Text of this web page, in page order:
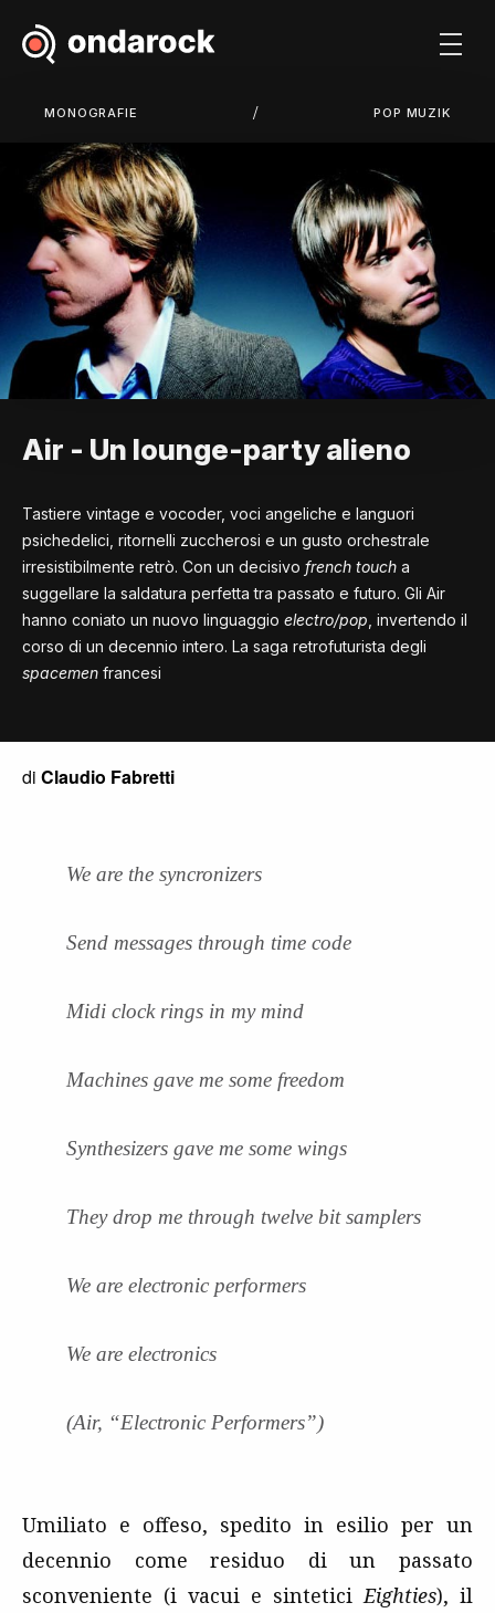
MONOGRAFIE / POP MUZIK
Air - Un lounge-party alieno
Tastiere vintage e vocoder, voci angeliche e languori
psichedelici, ritornelli zuccherosi e un gusto orchestrale
irresistibilmente retrò. Con un decisivo french touch a
suggellare la saldatura perfetta tra passato e futuro. Gli Air
hanno coniato un nuovo linguaggio electro/pop , invertendo il
corso di un decennio intero. La saga retrofuturista degli
spacemen francesi
di Claudio Fabretti
We are the syncronizers
Send messages through time code
Midi clock rings in my mind
Machines gave me some freedom
Synthesizers gave me some wings
They drop me through twelve bit samplers
We are electronic performers
We are electronics
(Air, “Electronic Performers”)
Umiliato e offeso, spedito in esilio per un
decennio come residuo di un passato
sconveniente (i vacui e sintetici Eighties), il